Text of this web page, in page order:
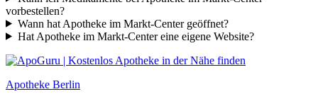
vorbestellen?
Wann hat Apotheke im Markt-Center geöffnet?
Hat Apotheke im Markt-Center eine eigene Website?
Apotheke Berlin